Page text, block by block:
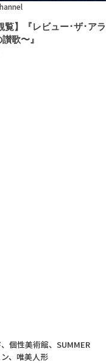
】『レビュー･ザ･アラ
歌〜』
個性美術館、SUMMER
、唯美人形